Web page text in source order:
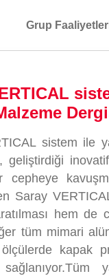
Grup
sistem ile
geliştirdiği
cepheye
Saray
hem de
tüm mimari
kapak